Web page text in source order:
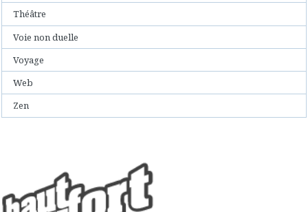
Théâtre
Voie non duelle
Voyage
Web
Zen